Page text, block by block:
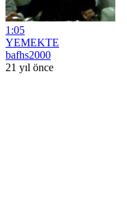
1:05
YEMEKTE
bafhs2000
21 yıl önce